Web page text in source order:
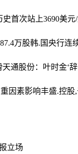
首次站上3690美元/
万股韩.国央行连
天通股份：叶时金‘
因素影响丰盛.控股
立场